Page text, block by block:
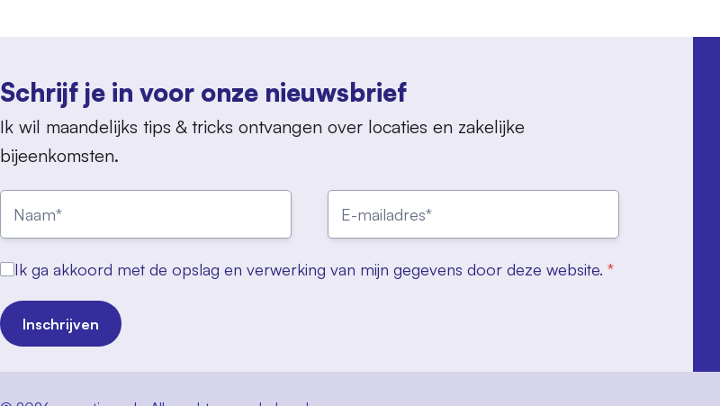
Schrijf je in voor onze nieuwsbrief
Ik wil maandelijks tips & tricks ontvangen over locaties en zakelijke
bijeenkomsten.
Ik ga akkoord met de opslag en verwerking van mijn gegevens door deze website. *
Inschrijven